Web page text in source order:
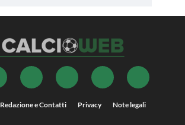
Redazione e Contatti Privacy Note legali